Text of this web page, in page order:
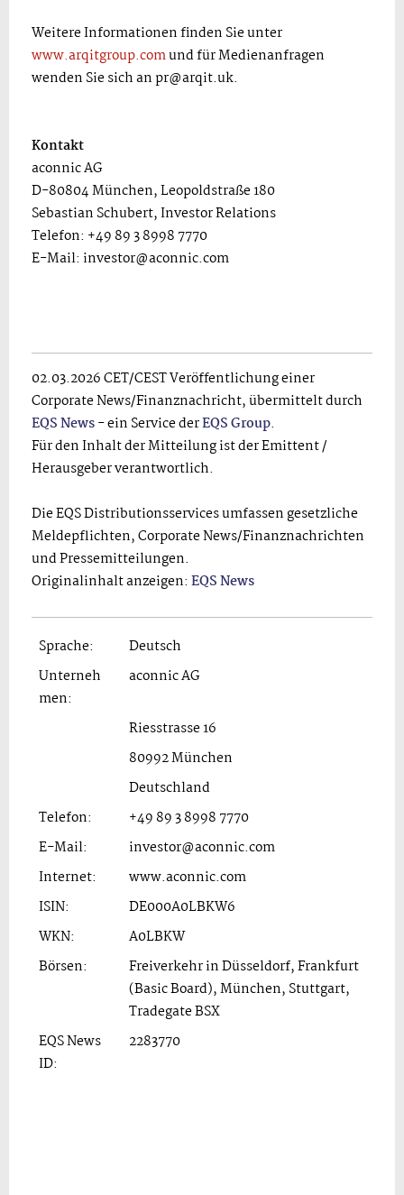
Weitere Informationen finden Sie unter
www.arqitgroup.comund für Medienanfragen
wenden Sie sich an pr@arqit.uk.
Kontakt
aconnic AG
D-80804 München, Leopoldstraße 180
Sebastian Schubert, Investor Relations
Telefon: +49 89 3 8998 7770
E-Mail: investor@aconnic.com
02.03.2026 CET/CEST Veröffentlichung einer
Corporate News/Finanznachricht, übermittelt durch
EQS News- ein Service derEQS Group.
Für den Inhalt der Mitteilung ist der Emittent /
Herausgeber verantwortlich.
Die EQS Distributionsservices umfassen gesetzliche
Meldepflichten, Corporate News/Finanznachrichten
und Pressemitteilungen.
Originalinhalt anzeigen: EQS News
Sprache:
Deutsch
Unterneh
men:
aconnic AG
Riesstrasse 16
80992 München
Deutschland
Telefon:
+49 89 3 8998 7770
E-Mail:
investor@aconnic.com
Internet:
www.aconnic.com
ISIN:
DE000A0LBKW6
WKN:
A0LBKW
Börsen:
Freiverkehr in Düsseldorf, Frankfurt
(Basic Board), München, Stuttgart,
Tradegate BSX
EQS News
ID:
2283770